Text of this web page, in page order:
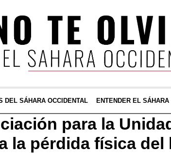
DEL SÁHARA OCCIDENTAL ENTENDER EL SÁHARA
para la
la pérdida física